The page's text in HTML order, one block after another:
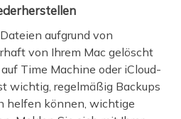
aufgrund von
von Ihrem Mac gelöscht
Time Machine oder iCloud-
wichtig, regelmäßig Backups
helfen können, wichtige